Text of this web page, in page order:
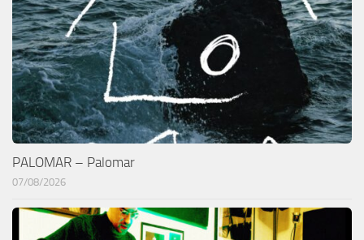
PALOMAR – Palomar
07/08/2026